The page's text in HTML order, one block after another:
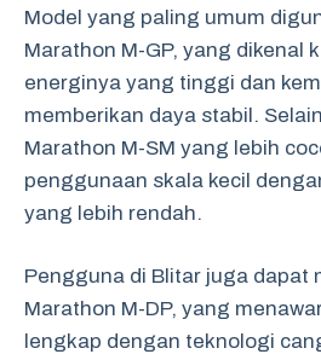
Model yang paling umum
Marathon M-GP, yang dikenal
energinya yang tinggi dan
memberikan daya stabil.
Marathon M-SM yang lebih
penggunaan skala kecil
yang lebih rendah.
Pengguna di Blitar juga dapat
Marathon M-DP, yang
lengkap dengan teknologi